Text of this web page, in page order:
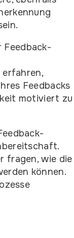
Feedback-
erfahren,
Feedbacks
motiviert zu
fragen, wie die
können.